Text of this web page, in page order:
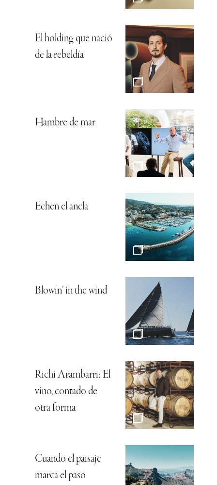
El holding que nació
de la rebeldía
Hambre de mar
Echen el ancla
Blowin’ in the wind
Richi Arambarri: El
vino, contado de
otra forma
Cuando el paisaje
marca el paso